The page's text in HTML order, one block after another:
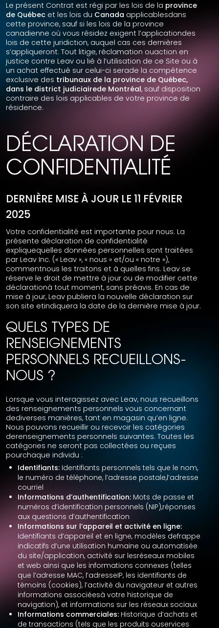
Le présent Contrat est régi par les lois de la province
de Québec et les lois du Canada applicablesdans
cette province, sauf si les lois de la province
canadienne où vous résidez exigent l’applicationdes
lois de cette juridiction, auquel cas ces dernières
s’appliqueront. Tout litige, réclamation ouaction en
justice contre Leav ou lié à l’utilisation de ce Site ou à
un achat effectué sur celui-ci serade la compétence
exclusive des tribunaux de la province de Québec,
dans le district judiciairede Montréal, sauf disposition
contraire des lois applicables de votre province de
résidence.
DÉCLARATION DE
CONFIDENTIALITÉ
DERNIÈRE MISE À JOUR LE 11 FÉVRIER
2025
Votre confidentialité est importante pour nous. La
présente déclaration de confidentialité
expliquequelles données personnelles sont traitées
par Leav Inc. (« Leav », « nous » et/ou « notre »),
commentnous les traitons et à quelles fins. Leav se
réserve le droit de mettre à jour ou de modifier cette
déclarationà tout moment, sans préavis. En cas de
mise à jour, Leav publiera la nouvelle déclaration sur
son site etindiquera la date de la dernière mise à jour.
QUELS TYPES DE
RENSEIGNEMENTS
PERSONNELS RECUEILLONS-
NOUS ?
Lorsque vous interagissez avec Leav, nous recueillons
des renseignements personnels vous concernant
dediverses manières, tant en magasin qu’en ligne.
Nous pouvons recueillir ou recevoir les catégories
derenseignements personnels suivantes. Toutes les
catégories ne seront pas collectées ou reçues
pourchaque individu :
Identifiants: Identifiants personnels tels que le nom,
le numéro de téléphone, l’adresse postale,l’adresse
courriel
Informations d’authentification: Mots de passe et
numéros d’identification personnels (NIP),réponses
aux questions d’authentification
Informations sur l’appareil et activité en ligne:
Identifiants d’appareil et en ligne, modèles defrappe
indicatifs d’une utilisation humaine ou automatisée
du site/application, activité sur lesréseaux mobiles
et web ainsi que les informations connexes (telles
que l’adresse MAC, l’adresseIP, les identifiants de
témoins (cookies), l’activité du navigateur et autres
informations associéesà votre historique de
navigation), et informations sur les réseaux sociaux
Informations commerciales: Historique d’achats et
de transactions (tels que les produits ouservices